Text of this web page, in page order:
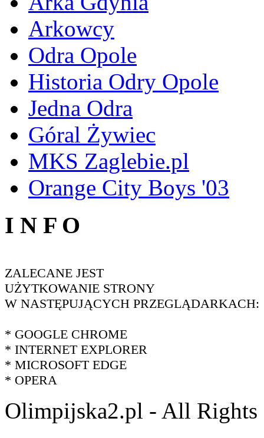
Arkowcy
Odra Opole
Historia Odry Opole
Jedna Odra
Góral Żywiec
MKS Zaglebie.pl
Orange City Boys '03
I N F O
ZALECANE JEST
UŻYTKOWANIE STRONY
W NASTĘPUJĄCYCH PRZEGLĄDARKACH:
* GOOGLE CHROME
* INTERNET EXPLORER
* MICROSOFT EDGE
* OPERA
Olimpijska2.pl - All Rights